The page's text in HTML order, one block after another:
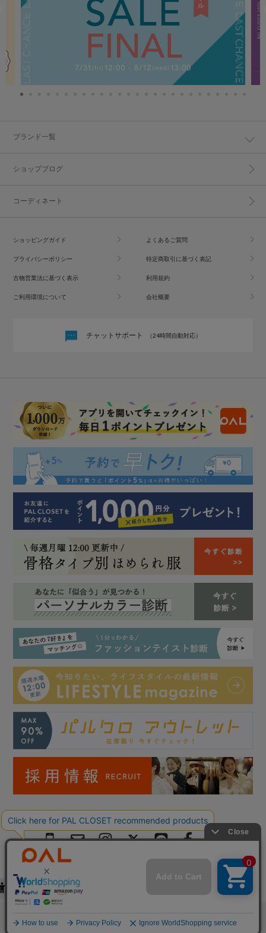
ブランド一覧
ショップブログ
コーディネート
ショッピングガイド よくあるご質問
プライバシーポリシー 特定商取引に基づく表記
古物営業法に基づく表示 利用規約
ご利用環境について 会社概要
チャットサポート （24時間自動対応）